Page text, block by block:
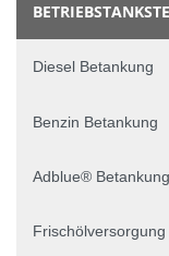
Diesel Betankung
Benzin Betankung
Adblue® Betankung
Frischölversorgung